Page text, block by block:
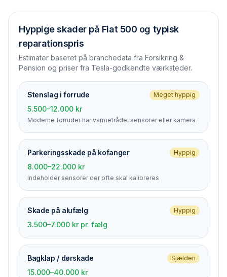
Hyppige skader på Fiat 500 og typisk
reparationspris
Estimater baseret på branchedata fra Forsikring &
Pension og priser fra Tesla-godkendte værksteder.
Stenslag i forrude Meget hyppig
5.500–12.000 kr
Moderne forruder har varmetråde, sensorer eller kamera
Parkerings­skade på kofanger Hyppig
8.000–22.000 kr
Indeholder sensorer der ofte skal kalibreres
Skade på alufælg Hyppig
3.500–7.000 kr pr. fælg
Bagklap / dørskade Sjælden
15.000–40.000 kr